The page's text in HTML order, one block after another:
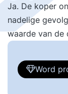
Ja. De koper
nadelige
waarde van de
Word